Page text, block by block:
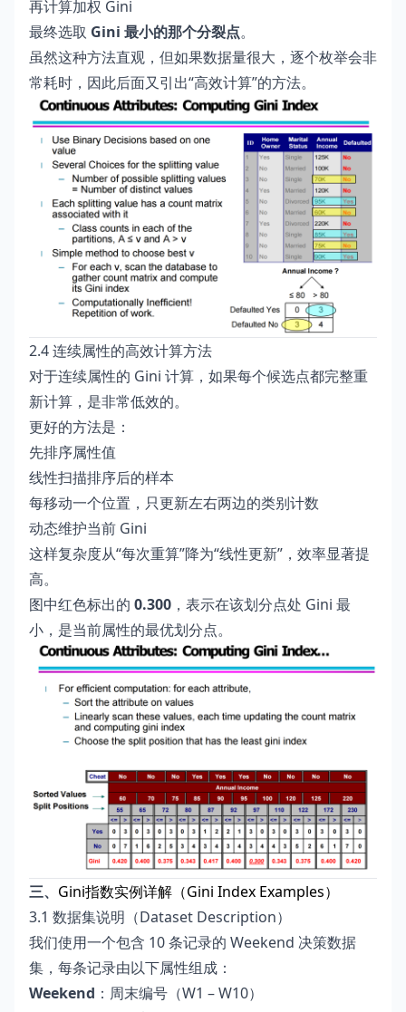
再计算加权 Gini
最终选取 Gini 最小的那个分裂点。
虽然这种方法直观，但如果数据量很大，逐个枚举会非
常耗时，因此后面又引出“高效计算”的方法。
2.4 连续属性的高效计算方法
对于连续属性的 Gini 计算，如果每个候选点都完整重
新计算，是非常低效的。
更好的方法是：
先排序属性值
线性扫描排序后的样本
每移动一个位置，只更新左右两边的类别计数
动态维护当前 Gini
这样复杂度从“每次重算”降为“线性更新”，效率显著提
高。
图中红色标出的 0.300 ，表示在该划分点处 Gini 最
小，是当前属性的最优划分点。
三、 Gini指数实例详解（Gini Index Examples）
3.1 数据集说明（Dataset Description）
我们使用一个包含 10 条记录的 Weekend 决策数据
集，每条记录由以下属性组成：
Weekend ：周末编号（W1 – W10）